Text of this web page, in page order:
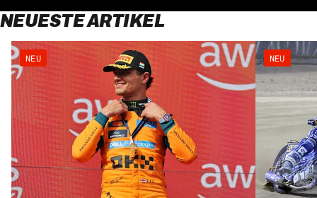
NEUESTE ARTIKEL
NEU NEU